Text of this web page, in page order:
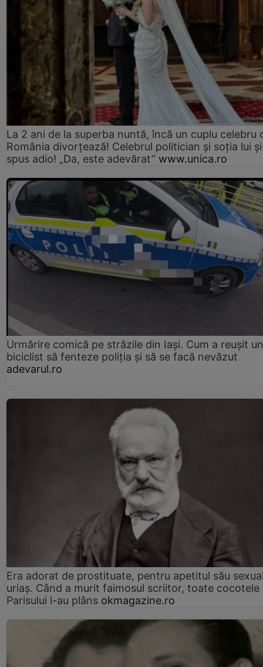
La 2 ani de la superba nuntă, încă un cuplu celebru
România divorțează! Celebrul politician și soția lui
spus adio! „Da, este adevărat” www.unica.ro
Urmărire comică pe străzile din Iași. Cum a reușit un
biciclist să fenteze poliția și să se facă nevăzut
adevarul.ro
Era adorat de prostituate, pentru apetitul său
uriaș. Când a murit faimosul scriitor, toate cocotele
Parisului l-au plâns okmagazine.ro